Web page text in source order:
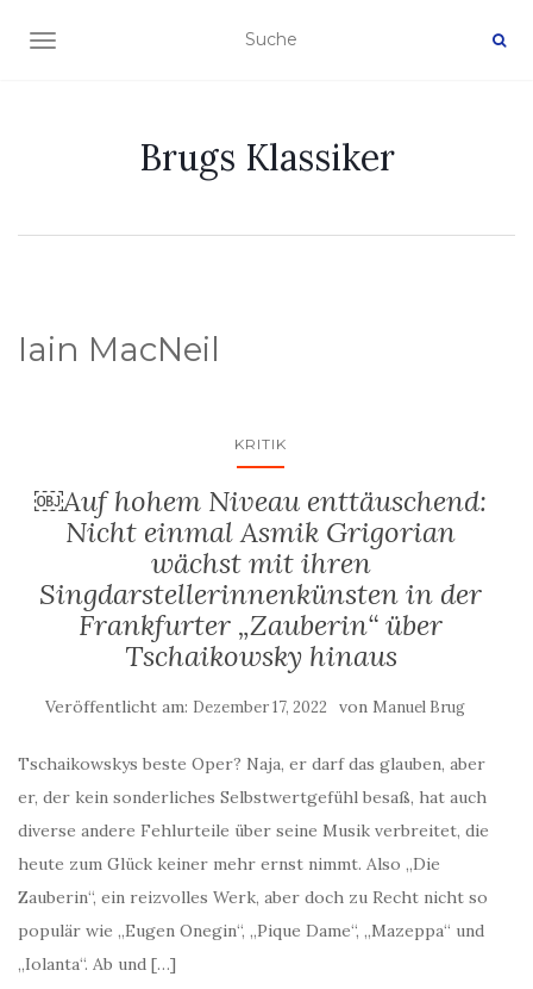
NAVIGATION EIN-/AUSSCHALTEN
Brugs Klassiker
Iain MacNeil
KRITIK
￼Auf hohem Niveau enttäuschend:
Nicht einmal Asmik Grigorian
wächst mit ihren
Singdarstellerinnenkünsten in der
Frankfurter „Zauberin“ über
Tschaikowsky hinaus
Veröffentlicht am: Dezember 17, 2022 von Manuel Brug
Tschaikowskys beste Oper? Naja, er darf das glauben, aber
er, der kein sonderliches Selbstwertgefühl besaß, hat auch
diverse andere Fehlurteile über seine Musik verbreitet, die
heute zum Glück keiner mehr ernst nimmt. Also „Die
Zauberin“, ein reizvolles Werk, aber doch zu Recht nicht so
populär wie „Eugen Onegin“, „Pique Dame“, „Mazeppa“ und
„Iolanta“. Ab und […]